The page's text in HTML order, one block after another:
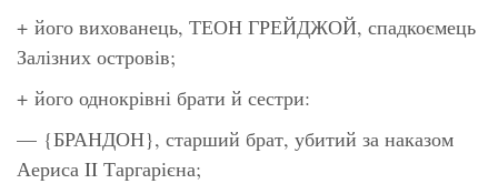
+ його вихованець, ТЕОН ГРЕЙДЖОЙ, спадкоємець
Залізних островів;
+ його однокрівні брати й сестри:
— {БРАНДОН}, старший брат, убитий за наказом
Аериса II Таргарієна;